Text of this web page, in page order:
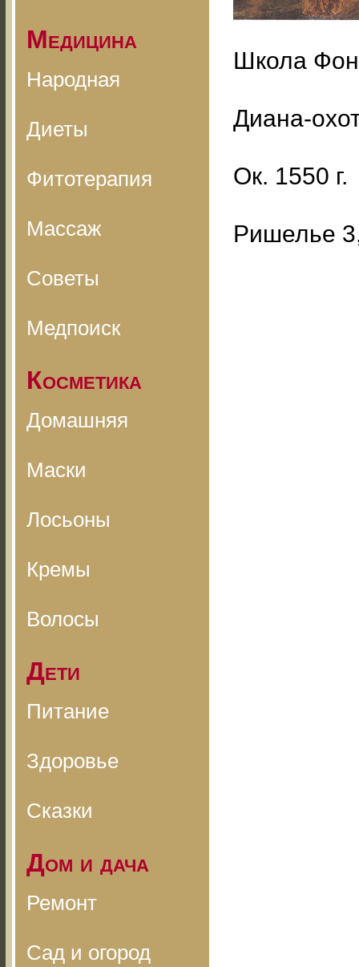
Медицина
Народная
Диеты
Фитотерапия
Массаж
Советы
Медпоиск
Косметика
Домашняя
Маски
Лосьоны
Кремы
Волосы
Дети
Питание
Здоровье
Сказки
Дом и дача
Ремонт
Сад и огород
Школа
Диана-
Ок. 1550 г.
Ришелье